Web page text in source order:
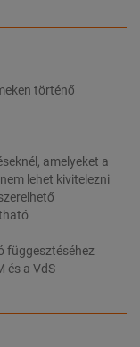
történő
amelyeket a
lehet kivitelezni
függesztéséhez
és a VdS